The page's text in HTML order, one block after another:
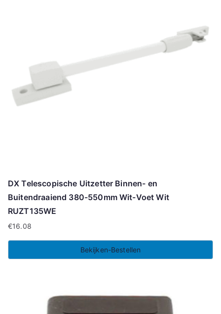
DX Telescopische Uitzetter Binnen- en
Buitendraaiend 380-550mm Wit-Voet Wit
RUZT135WE
€16.08
Bekijken-Bestellen